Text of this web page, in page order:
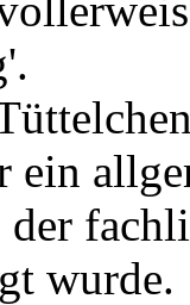
ein
der
wurde.